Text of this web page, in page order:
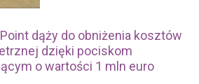
dąży do obniżenia kosztów
dzięki pociskom
o wartości 1 mln euro